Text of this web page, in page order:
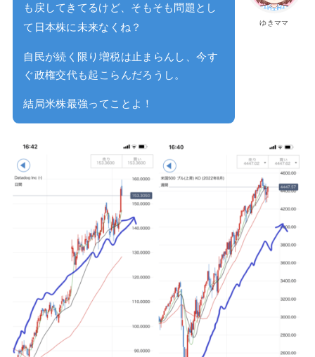
ゆきママ
も戻してきてるけど、そもそも問題とし
て日本株に未来なくね？
自民が続く限り増税は止まらんし、今す
ぐ政権交代も起こらんだろうし。
結局米株最強ってことよ！